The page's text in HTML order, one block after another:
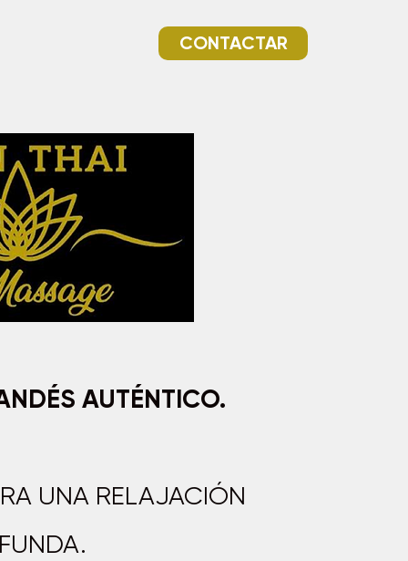
AUTÉNTICO.
UNA RELAJACIÓN
CONTACTAR